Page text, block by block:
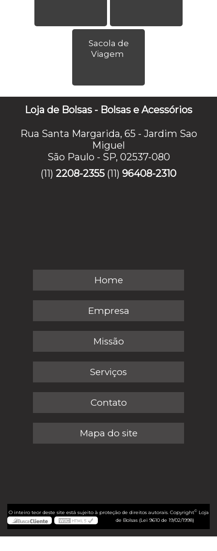
Sacola de
Viagem
Loja de Bolsas - Bolsas e Acessórios
Rua Santa Margarida, 65 - Jardim Sao
Miguel
São Paulo - SP, 02537-080
(11) 2208-2355 (11) 96408-2310
Home
Empresa
Missão
Serviços
Contato
Mapa do site
O inteiro teor deste site está sujeito à proteção de direitos autorais. Copyright©Loja
de Bolsas (Lei 9610 de 19/02/1998)